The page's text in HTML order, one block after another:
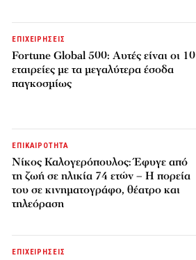
ΕΠΙΧΕΙΡΗΣΕΙΣ
Fortune Global 500: Αυτές είναι οι 10
εταιρείες με τα μεγαλύτερα έσοδα
παγκοσμίως
ΕΠΙΚΑΙΡΟΤΗΤΑ
Νίκος Καλογερόπουλος: Έφυγε από
τη ζωή σε ηλικία 74 ετών – Η πορεία
του σε κινηματογράφο, θέατρο και
τηλεόραση
ΕΠΙΧΕΙΡΗΣΕΙΣ